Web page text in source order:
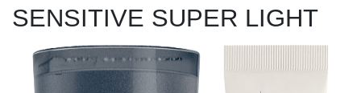
SENSITIVE SUPER LIGHT